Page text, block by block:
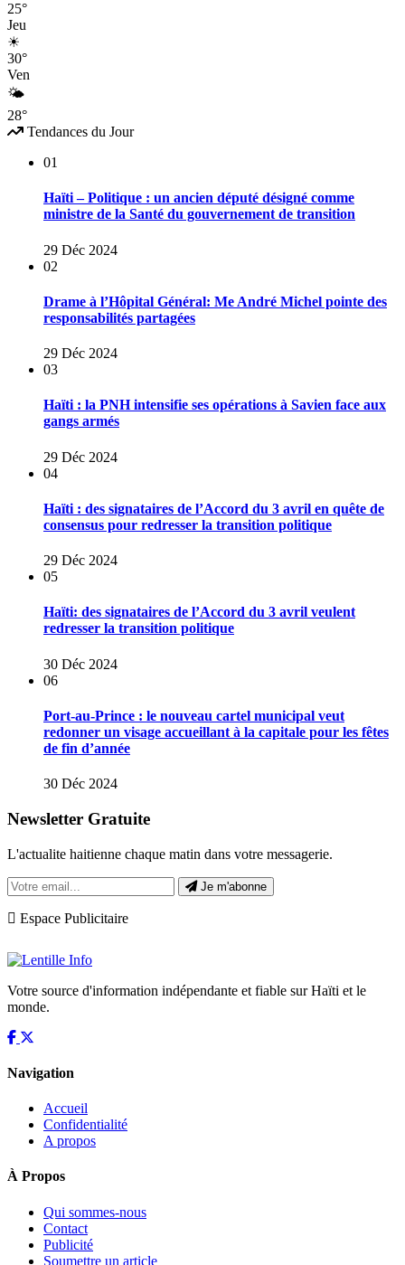
25°
Jeu
☀
30°
Ven
🌤
28°
Tendances du Jour
01
Haïti – Politique : un ancien député désigné comme
ministre de la Santé du gouvernement de transition
29 Déc 2024
02
Drame à l’Hôpital Général: Me André Michel pointe des
responsabilités partagées
29 Déc 2024
03
Haïti : la PNH intensifie ses opérations à Savien face aux
gangs armés
29 Déc 2024
04
Haïti : des signataires de l’Accord du 3 avril en quête de
consensus pour redresser la transition politique
29 Déc 2024
05
Haïti: des signataires de l’Accord du 3 avril veulent
redresser la transition politique
30 Déc 2024
06
Port-au-Prince : le nouveau cartel municipal veut
redonner un visage accueillant à la capitale pour les fêtes
de fin d’année
30 Déc 2024
Newsletter Gratuite
L'actualite haitienne chaque matin dans votre messagerie.
Je m'abonne
Espace Publicitaire
Votre source d'information indépendante et fiable sur Haïti et le
monde.
Navigation
Accueil
Confidentialité
A propos
À Propos
Qui sommes-nous
Contact
Publicité
Soumettre un article